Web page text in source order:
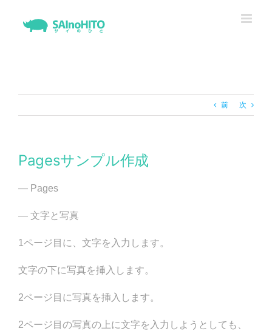
前 次
Pagesサンプル作成
— Pages
— 文字と写真
1ページ目に、文字を入力します。
文字の下に写真を挿入します。
2ページ目に写真を挿入します。
2ページ目の写真の上に文字を入力しようとしても、